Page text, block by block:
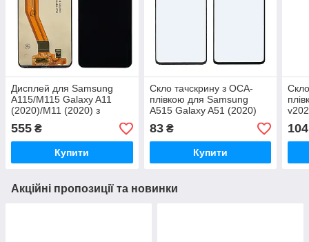
Дисплей для Samsung
A115/M115 Galaxy A11
(2020)/M11 (2020) з
555 ₴
Купити
Скло тачскрину з OCA-
плівкою для Samsung
A515 Galaxy A51 (2020)
покриттям, загартоване
83₴
Купити
104
Акційні пропозиції та новинки